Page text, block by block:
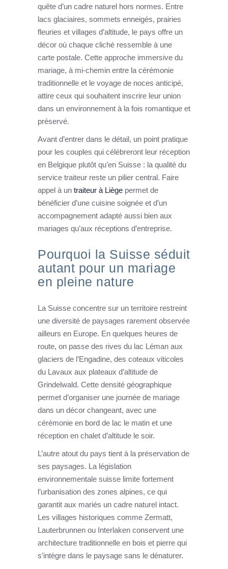
quête d’un cadre naturel hors normes. Entre
lacs glaciaires, sommets enneigés, prairies
fleuries et villages d’altitude, le pays offre un
décor où chaque cliché ressemble à une
carte postale. Cette approche immersive du
mariage, à mi-chemin entre la cérémonie
traditionnelle et le voyage de noces anticipé,
attire ceux qui souhaitent inscrire leur union
dans un environnement à la fois romantique et
préservé.
Avant d’entrer dans le détail, un point pratique
pour les couples qui célébreront leur réception
en Belgique plutôt qu’en Suisse : la qualité du
service traiteur reste un pilier central. Faire
appel à un traiteur à Liège permet de
bénéficier d’une cuisine soignée et d’un
accompagnement adapté aussi bien aux
mariages qu’aux réceptions d’entreprise.
Pourquoi la Suisse séduit
autant pour un mariage
en pleine nature
La Suisse concentre sur un territoire restreint
une diversité de paysages rarement observée
ailleurs en Europe. En quelques heures de
route, on passe des rives du lac Léman aux
glaciers de l’Engadine, des coteaux viticoles
du Lavaux aux plateaux d’altitude de
Grindelwald. Cette densité géographique
permet d’organiser une journée de mariage
dans un décor changeant, avec une
cérémonie en bord de lac le matin et une
réception en chalet d’altitude le soir.
L’autre atout du pays tient à la préservation de
ses paysages. La législation
environnementale suisse limite fortement
l’urbanisation des zones alpines, ce qui
garantit aux mariés un cadre naturel intact.
Les villages historiques comme Zermatt,
Lauterbrunnen ou Interlaken conservent une
architecture traditionnelle en bois et pierre qui
s’intègre dans le paysage sans le dénaturer.